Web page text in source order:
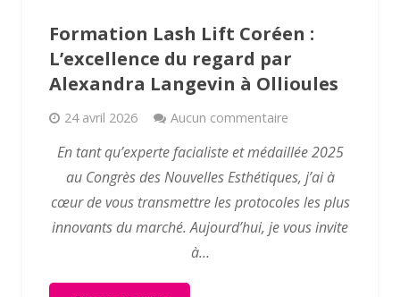
Formation Lash Lift Coréen :
L’excellence du regard par
Alexandra Langevin à Ollioules
24 avril 2026 Aucun commentaire
En tant qu’experte facialiste et médaillée 2025
au Congrès des Nouvelles Esthétiques, j’ai à
cœur de vous transmettre les protocoles les plus
innovants du marché. Aujourd’hui, je vous invite
à…